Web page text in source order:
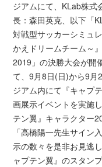
ジアムにて、KLab株式
長：森田英克、以下「
対戦型サッカーシミュ
かえドリームチーム～
2019」の決勝大会が開
て、9月8日(日)から9月
ジアム内にて『キャプ
画展示イベントを実施
テン翼』キャラクター
「高橋陽一先生サイン
示の数々を是非お見逃
ャプテン翼』のスタン